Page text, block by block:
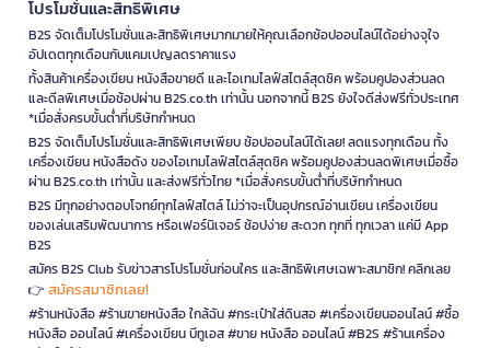
โปรโมชั่นและสิทธิพิเศษ
B2S จัดเต็มโปรโมชั่นและสิทธิพิเศษมากมายให้คุณเลือกช้อปออนไลน์ได้อย่างจุใจ
อัปเดตทุกเดือนกับแคมเปญลดราคาแรง
ทั้งสินค้าเครื่องเขียน หนังสือขายดี และไอเทมไลฟ์สไตล์สุดชิค พร้อมคูปองส่วนลด
และดีลพิเศษเมื่อช้อปผ่าน B2S.co.th เท่านั้น นอกจากนี้ B2S ยังใจดีส่งฟรีทั่วประเทศ
*เมื่อสั่งครบขั้นต่ำที่บริษัทกำหนด
B2S จัดเต็มโปรโมชั่นและสิทธิพิเศษเพียบ ช้อปออนไลน์ได้เลย! ลดแรงทุกเดือน ทั้ง
เครื่องเขียน หนังสือดัง ของไอเทมไลฟ์สไตล์สุดชิค พร้อมคูปองส่วนลดพิเศษเมื่อซื้อ
ผ่าน B2S.co.th เท่านั้น และส่งฟรีทั่วไทย *เมื่อสั่งครบขั้นต่ำที่บริษัทกำหนด
B2S มีทุกอย่างตอบโจทย์ทุกไลฟ์สไตล์ ไม่ว่าจะเป็นอุปกรณ์อ่านเขียน เครื่องเขียน
ของเล่นเสริมพัฒนาการ หรือเฟอร์นิเจอร์ ช้อปง่าย สะดวก ทุกที่ ทุกเวลา แค่มี App
B2S
สมัคร B2S Club รับข่าวสารโปรโมชั่นก่อนใคร และสิทธิพิเศษเฉพาะสมาชิก! คลิกเลย
👉 สมัครสมาชิกเลย!
#ร้านหนังสือ #ร้านขายหนังสือ ใกล้ฉัน #กระเป๋าใส่ดินสอ #เครื่องเขียนออนไลน์ #ซื้อ
หนังสือ ออนไลน์ #เครื่องเขียน บีทูเอส #ขาย หนังสือ ออนไลน์ #B2S #ร้านเครื่อง